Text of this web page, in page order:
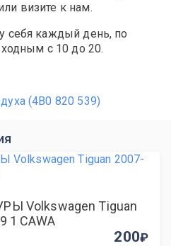
визите к нам.
себя каждый день, по
с 10 до 20.
(4B0 820 539)
Volkswagen Tiguan
1 CAWA
200